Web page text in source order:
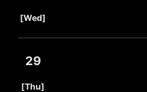
[Wed]
29
[Thu]